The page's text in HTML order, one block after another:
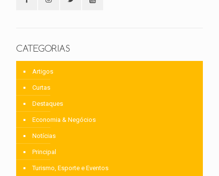
CATEGORIAS
Artigos
Curtas
Destaques
Economia & Negócios
Notícias
Principal
Turismo, Esporte e Eventos